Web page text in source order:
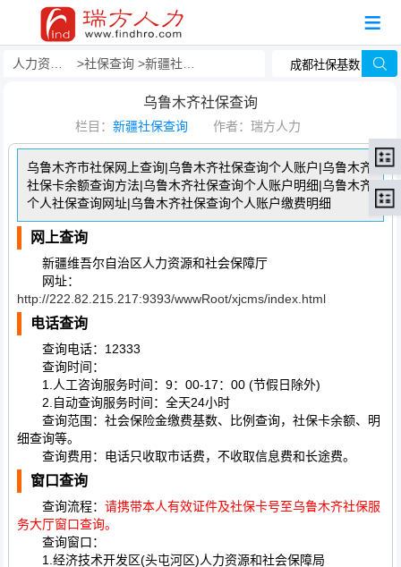
社保查询 新疆社保查询
乌鲁木齐社保查询
栏目： 新疆社保查询 作者：瑞方人力
乌鲁木齐市社保网上查询|乌鲁木齐社保查询个人账户|乌鲁木齐
社保卡余额查询方法|乌鲁木齐社保查询个人账户明细|乌鲁木齐
个人社保查询网址|乌鲁木齐社保查询个人账户缴费明细
网上查询
新疆维吾尔自治区人力资源和社会保障厅
网址：
http://222.82.215.217:9393/wwwRoot/xjcms/index.html
电话查询
查询电话：12333
查询时间：
1.人工咨询服务时间：9：00-17：00 (节假日除外)
2.自动查询服务时间：全天24小时
查询范围：社会保险金缴费基数、比例查询，社保卡余额、明
细查询等。
查询费用：电话只收取市话费，不收取信息费和长途费。
窗口查询
查询流程： 请携带本人有效证件及社保卡号至乌鲁木齐社保服
务大厅窗口查询。
查询窗口：
1.经济技术开发区(头屯河区)人力资源和社会保障局